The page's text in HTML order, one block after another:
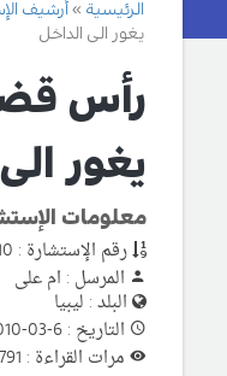
الرئيسية أرشيف
يغور الى الداخل
رأس
يغور
معلومات
رقم الإستشارة : 910
المرسل : ام على
البلد : ليبيا
التاريخ : 6-03-2010
مرات القراءة : 11791